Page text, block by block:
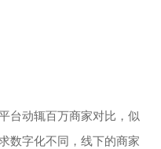
台动辄百万商家对比，似
数字化不同，线下的商家